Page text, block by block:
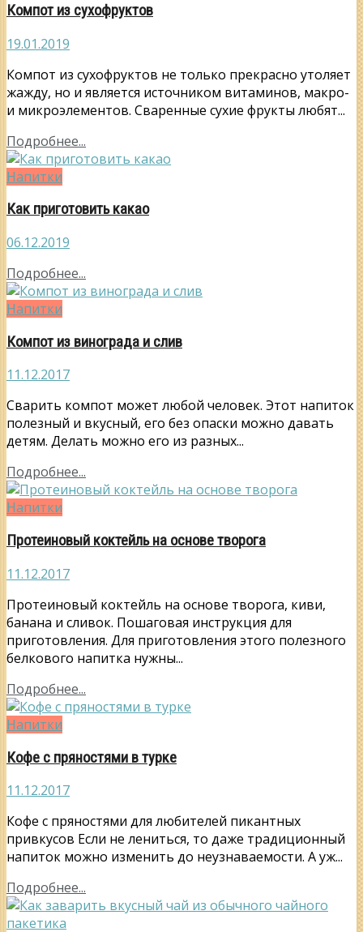
Компот из сухофруктов
19.01.2019
Компот из сухофруктов не только прекрасно утоляет
жажду, но и является источником витаминов, макро-
и микроэлементов. Сваренные сухие фрукты любят...
Подробнее...
Напитки
Как приготовить какао
06.12.2019
Подробнее...
Напитки
Компот из винограда и слив
11.12.2017
Сварить компот может любой человек. Этот напиток
полезный и вкусный, его без опаски можно давать
детям. Делать можно его из разных...
Подробнее...
Напитки
Протеиновый коктейль на основе творога
11.12.2017
Протеиновый коктейль на основе творога, киви,
банана и сливок. Пошаговая инструкция для
приготовления. Для приготовления этого полезного
белкового напитка нужны...
Подробнее...
Напитки
Кофе с пряностями в турке
11.12.2017
Кофе с пряностями для любителей пикантных
привкусов Если не лениться, то даже традиционный
напиток можно изменить до неузнаваемости. А уж...
Подробнее...